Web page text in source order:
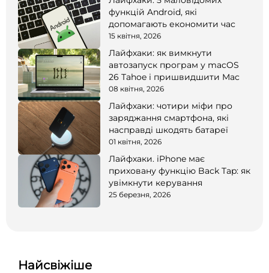
функцій Android, які
допомагають економити час
15 квітня, 2026
Лайфхаки: як вимкнути
автозапуск програм у macOS
26 Tahoe і пришвидшити Mac
08 квітня, 2026
Лайфхаки: чотири міфи про
заряджання смартфона, які
насправді шкодять батареї
01 квітня, 2026
Лайфхаки. iPhone має
приховану функцію Back Tap: як
увімкнути керування
25 березня, 2026
Найсвіжіше